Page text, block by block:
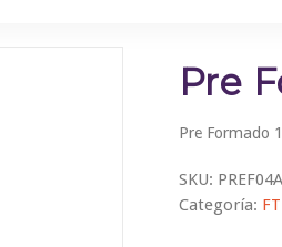
Pre
Pre Formado
SKU:
Categoría: